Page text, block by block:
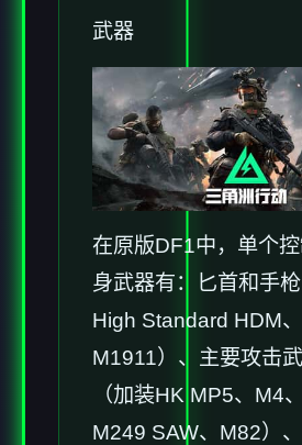
武器
在原版DF1中，单个
身武器有：匕首和手
High Standard HDM
M1911）、主要攻击
（加装HK MP5、M4
M249 SAW、M82）